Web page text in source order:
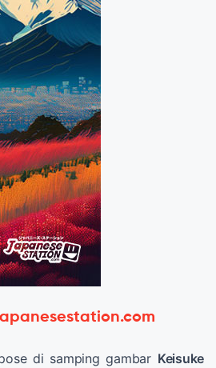
di samping gambar Keisuke